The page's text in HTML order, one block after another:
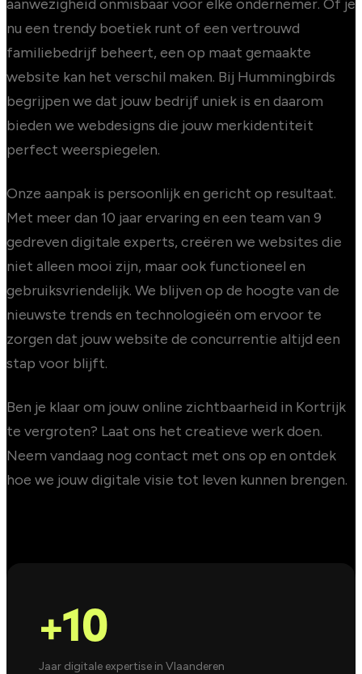
aanwezigheid onmisbaar voor elke ondernemer. Of je
nu een trendy boetiek runt of een vertrouwd
familiebedrijf beheert, een op maat gemaakte
website kan het verschil maken. Bij Hummingbirds
begrijpen we dat jouw bedrijf uniek is en daarom
bieden we webdesigns die jouw merkidentiteit
perfect weerspiegelen.
Onze aanpak is persoonlijk en gericht op resultaat.
Met meer dan 10 jaar ervaring en een team van 9
gedreven digitale experts, creëren we websites die
niet alleen mooi zijn, maar ook functioneel en
gebruiksvriendelijk. We blijven op de hoogte van de
nieuwste trends en technologieën om ervoor te
zorgen dat jouw website de concurrentie altijd een
stap voor blijft.
Ben je klaar om jouw online zichtbaarheid in Kortrijk
te vergroten? Laat ons het creatieve werk doen.
Neem vandaag nog contact met ons op en ontdek
hoe we jouw digitale visie tot leven kunnen brengen.
+10
Jaar digitale expertise in Vlaanderen